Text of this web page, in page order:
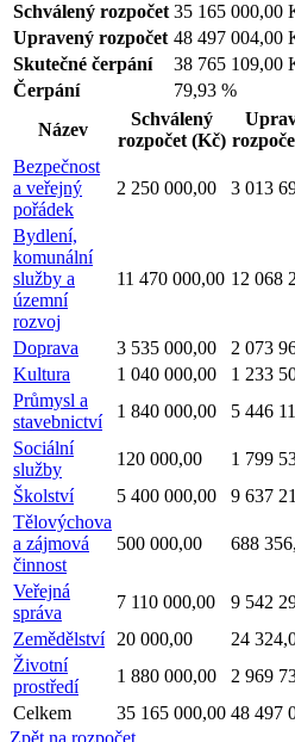
Schválený rozpočet 35 165 000,00
Upravený rozpočet 48 497 004,00
Skutečné čerpání
38 765 109,00
Čerpání
79,93 %
Název
Schválený
rozpočet (Kč)
Bezpečnost
a veřejný
pořádek
2 250 000,00 3 013
Bydlení,
komunální
služby a
územní
rozvoj
11 470 000,00 12 068
Doprava 3 535 000,00 2 073
Kultura
1 040 000,00 1 233
Průmysl a
stavebnictví
1 840 000,00 5 446
Sociální
služby
120 000,00 1 799
Školství
5 400 000,00 9 637
Tělovýchova
a zájmová
činnost
500 000,00 688
Veřejná
správa
7 110 000,00 9 542
Zemědělství
20 000,00 24
Životní
prostředí
1 880 000,00 2 969
Celkem
35 165 000,00 48 497